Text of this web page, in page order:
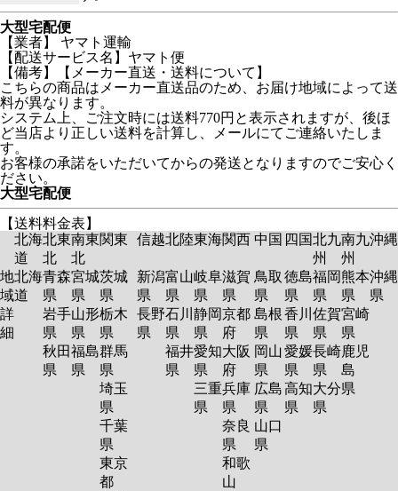
大型宅配便
【業者】 ヤマト運輸
【配送サービス名】ヤマト便
【備考】【メーカー直送・送料について】
こちらの商品はメーカー直送品のため、お届け地域によって送
料が異なります。
システム上、ご注文時には送料770円と表示されますが、後ほ
ど当店より正しい送料を計算し、メールにてご連絡いたしま
す。
お客様の承諾をいただいてからの発送となりますのでご安心く
ださい。
大型宅配便
【送料料金表】
北海
道
北東
北
南東
北
関東 信越北陸東海関西 中国 四国北九
州
南九
州
沖縄
地
域
詳
細
北海
道
青森
県
岩手
県
秋田
県
宮城
県
山形
県
福島
県
茨城
県
栃木
県
群馬
県
埼玉
県
千葉
県
東京
都
新潟
県
長野
県
富山
県
石川
県
福井
県
岐阜
県
静岡
県
愛知
県
三重
県
滋賀
県
京都
府
大阪
府
兵庫
県
奈良
県
和歌
山
鳥取
県
島根
県
岡山
県
広島
県
山口
県
徳島
県
香川
県
愛媛
県
高知
県
福岡
県
佐賀
県
長崎
県
大分
県
熊本
県
宮崎
県
鹿児
島
県
沖縄
県